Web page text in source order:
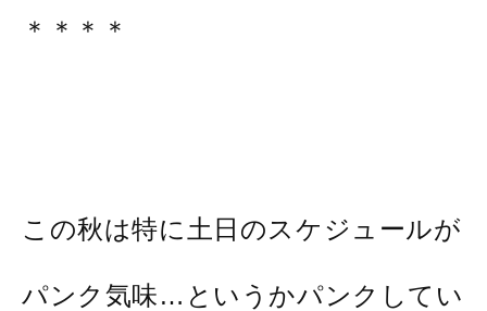
＊＊＊＊
この秋は特に土日のスケジュールが
パンク気味…というかパンクしてい